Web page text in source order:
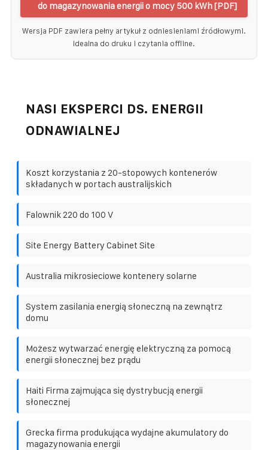
do magazynowania energii o mocy 500 kWh [PDF]
Wersja PDF zawiera pełny artykuł z odniesieniami źródłowymi.
Idealna do druku i czytania offline.
NASI EKSPERCI DS. ENERGII
ODNAWIALNEJ
Koszt korzystania z 20-stopowych kontenerów
składanych w portach australijskich
Falownik 220 do 100 V
Site Energy Battery Cabinet Site
Australia mikrosieciowe kontenery solarne
System zasilania energią słoneczną na zewnątrz
domu
Możesz wytwarzać energię elektryczną za pomocą
energii słonecznej bez prądu
Haiti Firma zajmująca się dystrybucją energii
słonecznej
Grecka firma produkująca wydajne akumulatory do
magazynowania energii